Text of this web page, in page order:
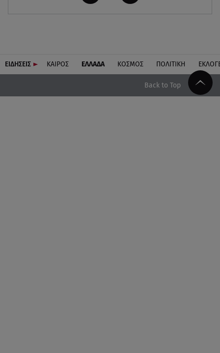
ΕΙΔΗΣΕΙΣ ΚΑΙΡΟΣ ΕΛΛΑΔΑ ΚΟΣΜΟΣ ΠΟΛΙΤΙΚΗ
Back to Top